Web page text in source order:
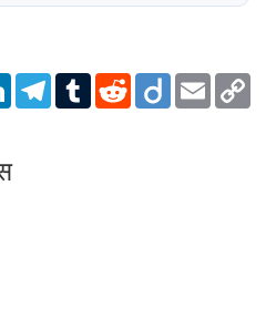
LinkedInTelegram
TumblrRedditDiigo Email